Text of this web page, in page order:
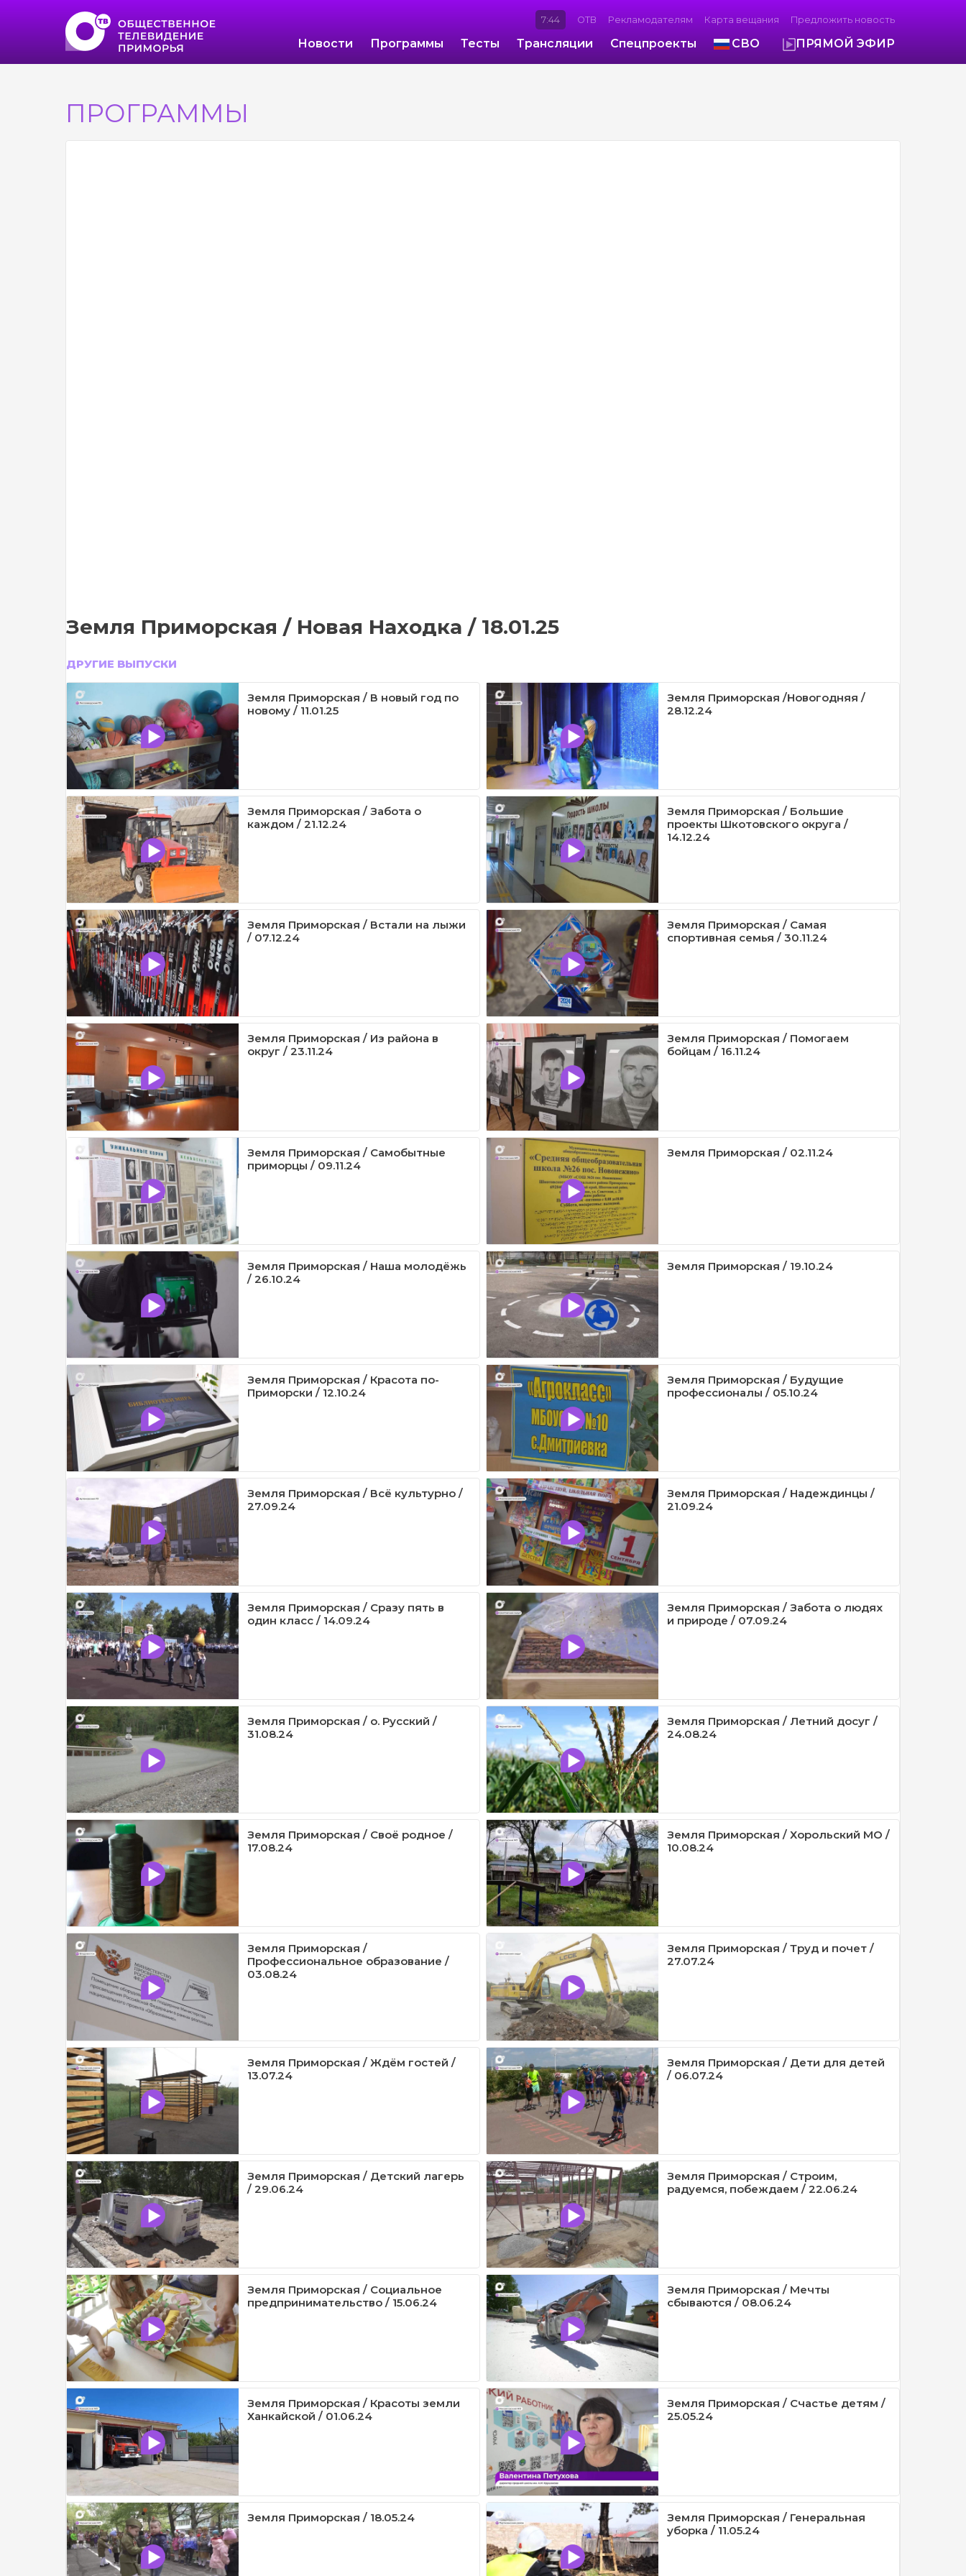
7:44 ОТВ Рекламодателям Карта вещания Предложить новость
Новости Программы Тесты Трансляции Спецпроекты СВО ПРЯМОЙ ЭФИР
ПРОГРАММЫ
Земля Приморская / Новая Находка / 18.01.25
ДРУГИЕ ВЫПУСКИ
Земля Приморская / В новый год по
новому / 11.01.25
Земля Приморская /Новогодняя /
28.12.24
Земля Приморская / Забота о
каждом / 21.12.24
Земля Приморская / Большие
проекты Шкотовского округа /
14.12.24
Земля Приморская / Встали на лыжи
/ 07.12.24
Земля Приморская / Самая
спортивная семья / 30.11.24
Земля Приморская / Из района в
округ / 23.11.24
Земля Приморская / Помогаем
бойцам / 16.11.24
Земля Приморская / Самобытные
приморцы / 09.11.24
Земля Приморская / 02.11.24
Земля Приморская / Наша молодёжь
/ 26.10.24
Земля Приморская / 19.10.24
Земля Приморская / Красота по-
Приморски / 12.10.24
Земля Приморская / Будущие
профессионалы / 05.10.24
Земля Приморская / Всё культурно /
27.09.24
Земля Приморская / Надеждинцы /
21.09.24
Земля Приморская / Сразу пять в
один класс / 14.09.24
Земля Приморская / Забота о людях
и природе / 07.09.24
Земля Приморская / о. Русский /
31.08.24
Земля Приморская / Летний досуг /
24.08.24
Земля Приморская / Своё родное /
17.08.24
Земля Приморская / Хорольский МО /
10.08.24
Земля Приморская /
Профессиональное образование /
03.08.24
Земля Приморская / Труд и почет /
27.07.24
Земля Приморская / Ждём гостей /
13.07.24
Земля Приморская / Дети для детей
/ 06.07.24
Земля Приморская / Детский лагерь
/ 29.06.24
Земля Приморская / Строим,
радуемся, побеждаем / 22.06.24
Земля Приморская / Социальное
предпринимательство / 15.06.24
Земля Приморская / Мечты
сбываются / 08.06.24
Земля Приморская / Красоты земли
Ханкайской / 01.06.24
Земля Приморская / Счастье детям /
25.05.24
Земля Приморская / 18.05.24
Земля Приморская / Генеральная
уборка / 11.05.24